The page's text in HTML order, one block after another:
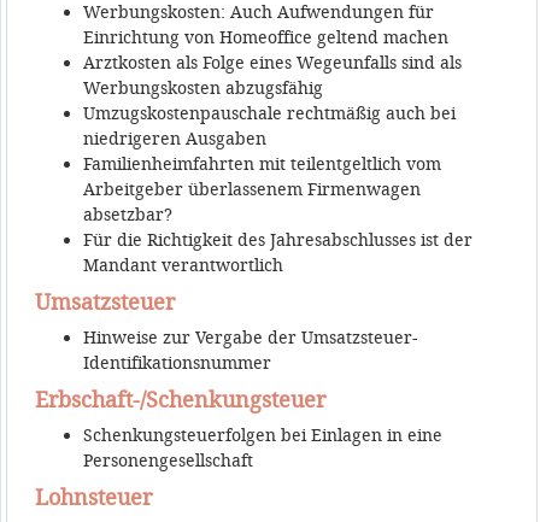
Werbungskosten: Auch Aufwendungen für
Einrichtung von Homeoffice geltend machen
Arztkosten als Folge eines Wegeunfalls sind als
Werbungskosten abzugsfähig
Umzugskostenpauschale rechtmäßig auch bei
niedrigeren Ausgaben
Familienheimfahrten mit teilentgeltlich vom
Arbeitgeber überlassenem Firmenwagen
absetzbar?
Für die Richtigkeit des Jahresabschlusses ist der
Mandant verantwortlich
Umsatzsteuer
Hinweise zur Vergabe der Umsatzsteuer-
Identifikationsnummer
Erbschaft-/Schenkungsteuer
Schenkungsteuerfolgen bei Einlagen in eine
Personengesellschaft
Lohnsteuer